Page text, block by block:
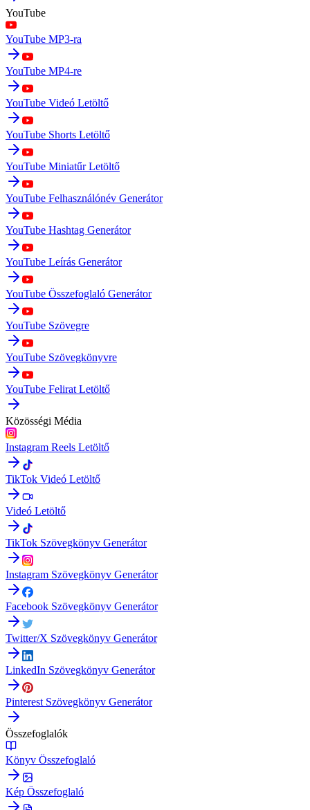
YouTube
YouTube MP3-ra
YouTube MP4-re
YouTube Videó Letöltő
YouTube Shorts Letöltő
YouTube Miniatűr Letöltő
YouTube Felhasználónév Generátor
YouTube Hashtag Generátor
YouTube Leírás Generátor
YouTube Összefoglaló Generátor
YouTube Szövegre
YouTube Szövegkönyvre
YouTube Felirat Letöltő
Közösségi Média
Instagram Reels Letöltő
TikTok Videó Letöltő
Videó Letöltő
TikTok Szövegkönyv Generátor
Instagram Szövegkönyv Generátor
Facebook Szövegkönyv Generátor
Twitter/X Szövegkönyv Generátor
LinkedIn Szövegkönyv Generátor
Pinterest Szövegkönyv Generátor
Összefoglalók
Könyv Összefoglaló
Kép Összefoglaló